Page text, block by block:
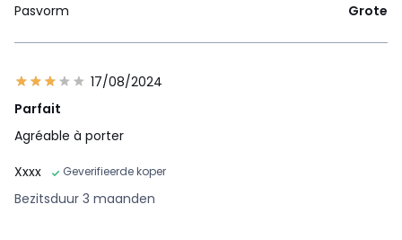
Pasvorm Grote
17/08/2024
Parfait
Agréable à porter
Xxxx
Geverifieerde koper
Bezitsduur 3 maanden